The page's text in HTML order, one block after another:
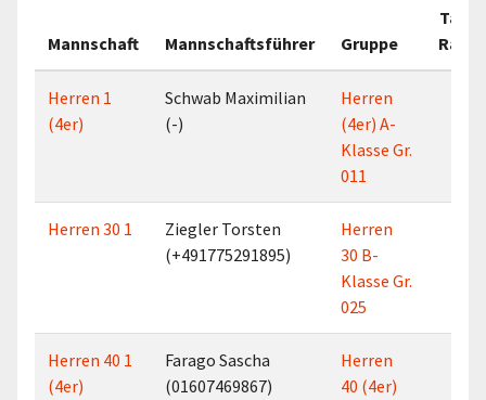
Mannschaft Mannschaftsführer Gruppe
Tab.-
Rang
Herren 1
(4er)
Schwab Maximilian
(-)
Herren
(4er) A-
Klasse Gr.
011
Herren 30 1
Ziegler Torsten
(+491775291895)
Herren
30 B-
Klasse Gr.
025
Herren 40 1
(4er)
Farago Sascha
(01607469867)
Herren
40 (4er)